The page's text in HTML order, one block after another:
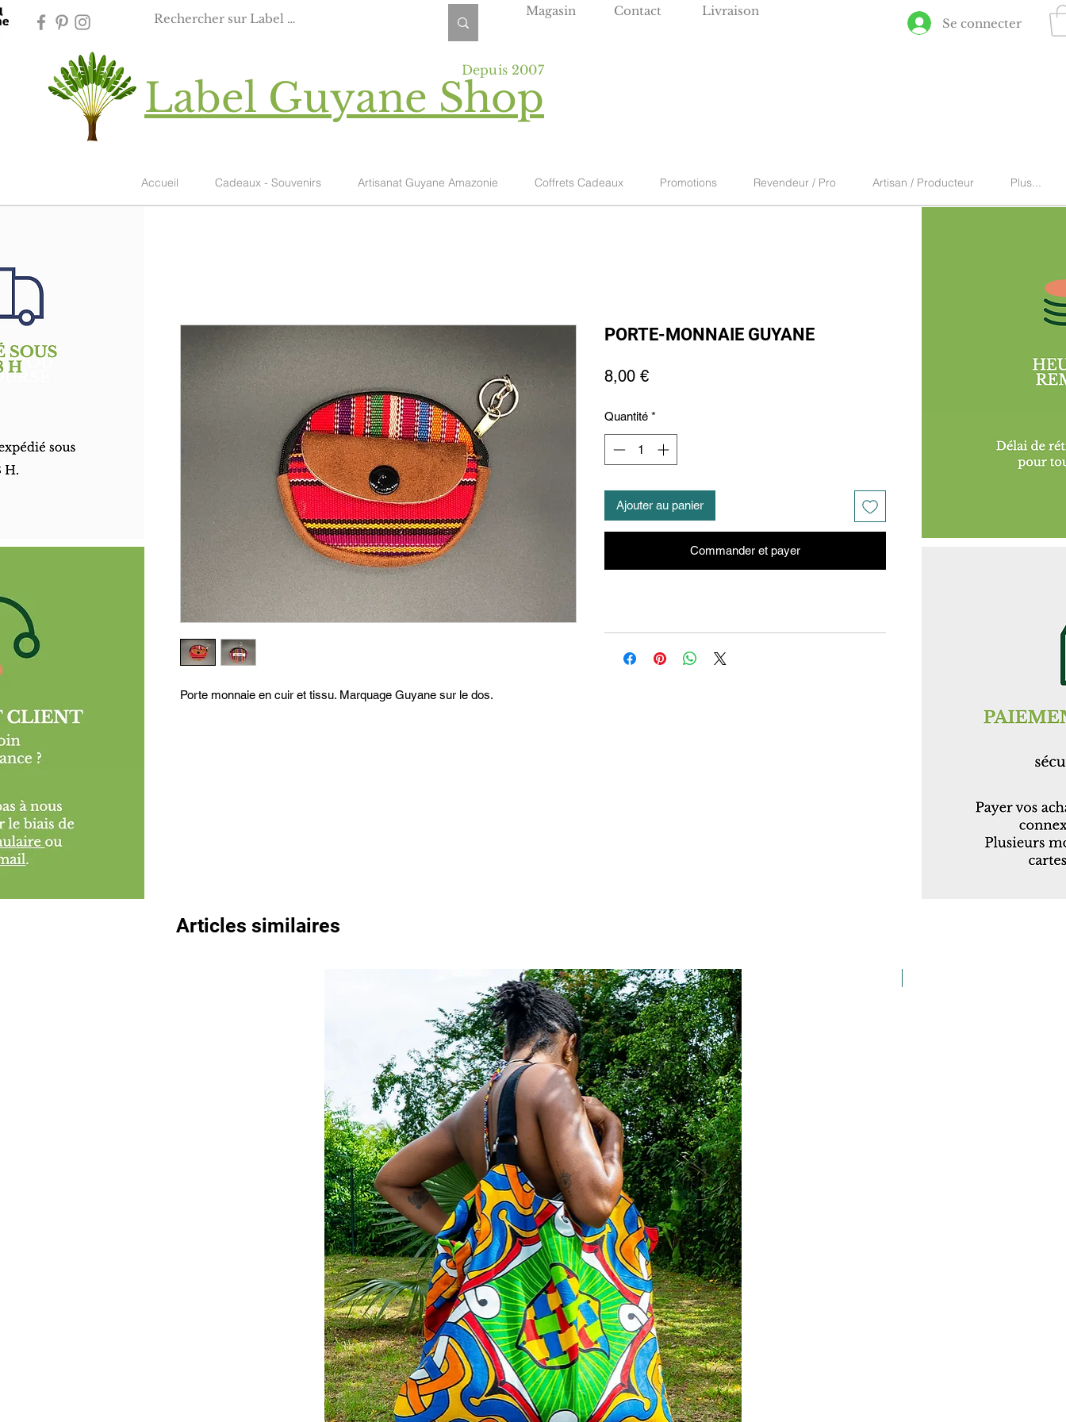
Magasin Contact
Livraison
Se connecter
Label Guyane Shop
Depuis 2007
Accueil Cadeaux - Souvenirs Artisanat Guyane Amazonie Coffrets Cadeaux Promotions Revendeur / Pro Artisan / Producteur Plus...
Porte monnaie en cuir et tissu. Marquage Guyane sur le dos.
PORTE-MONNAIE GUYANE
8,00 €Prix
Quantité *
Ajouter au panier
Commander et payer
Articles similaires